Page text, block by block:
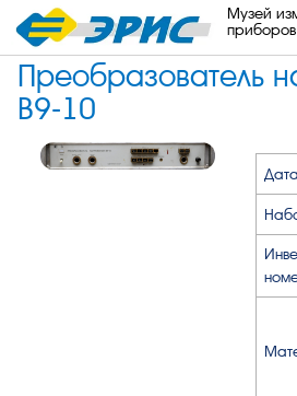
Музей
приборов
Преобразователь
В9-10
Дата